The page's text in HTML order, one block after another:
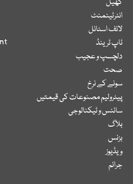
کھیل
انٹرٹینمنٹ
لائف اسٹائل
ٹاپ ٹرینڈ
دلچسپ و عجیب
صحت
سونے کے نرخ
پیٹرولیم مصنوعات کی قیمتیں
سائنس و ٹیکنالوجی
بلاگ
بزنس
ویڈیوز
جرائم